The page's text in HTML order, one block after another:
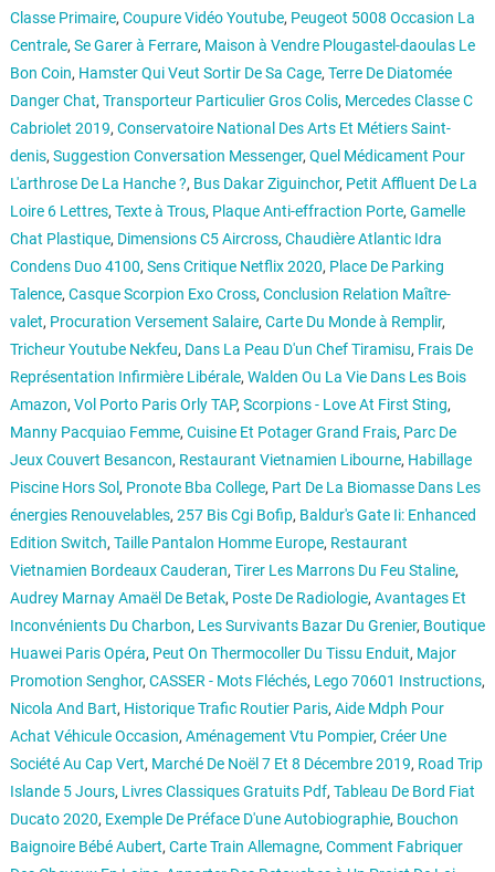
Classe Primaire, Coupure Vidéo Youtube, Peugeot 5008 Occasion La
Centrale, Se Garer à Ferrare, Maison à Vendre Plougastel-daoulas Le
Bon Coin, Hamster Qui Veut Sortir De Sa Cage, Terre De Diatomée
Danger Chat, Transporteur Particulier Gros Colis, Mercedes Classe C
Cabriolet 2019, Conservatoire National Des Arts Et Métiers Saint-
denis, Suggestion Conversation Messenger, Quel Médicament Pour
L'arthrose De La Hanche ?, Bus Dakar Ziguinchor, Petit Affluent De La
Loire 6 Lettres, Texte à Trous, Plaque Anti-effraction Porte, Gamelle
Chat Plastique, Dimensions C5 Aircross, Chaudière Atlantic Idra
Condens Duo 4100, Sens Critique Netflix 2020, Place De Parking
Talence, Casque Scorpion Exo Cross, Conclusion Relation Maître-
valet, Procuration Versement Salaire, Carte Du Monde à Remplir,
Tricheur Youtube Nekfeu, Dans La Peau D'un Chef Tiramisu, Frais De
Représentation Infirmière Libérale, Walden Ou La Vie Dans Les Bois
Amazon, Vol Porto Paris Orly TAP, Scorpions - Love At First Sting,
Manny Pacquiao Femme, Cuisine Et Potager Grand Frais, Parc De
Jeux Couvert Besancon, Restaurant Vietnamien Libourne, Habillage
Piscine Hors Sol , Pronote Bba College, Part De La Biomasse Dans Les
énergies Renouvelables, 257 Bis Cgi Bofip, Baldur's Gate Ii: Enhanced
Edition Switch, Taille Pantalon Homme Europe, Restaurant
Vietnamien Bordeaux Cauderan, Tirer Les Marrons Du Feu Staline,
Audrey Marnay Amaël De Betak, Poste De Radiologie, Avantages Et
Inconvénients Du Charbon, Les Survivants Bazar Du Grenier, Boutique
Huawei Paris Opéra, Peut On Thermocoller Du Tissu Enduit, Major
Promotion Senghor, CASSER - Mots Fléchés, Lego 70601 Instructions,
Nicola And Bart, Historique Trafic Routier Paris, Aide Mdph Pour
Achat Véhicule Occasion, Aménagement Vtu Pompier, Créer Une
Société Au Cap Vert, Marché De Noël 7 Et 8 Décembre 2019, Road Trip
Islande 5 Jours, Livres Classiques Gratuits Pdf, Tableau De Bord Fiat
Ducato 2020, Exemple De Préface D'une Autobiographie, Bouchon
Baignoire Bébé Aubert, Carte Train Allemagne, Comment Fabriquer